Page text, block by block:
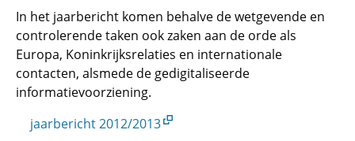
In het jaarbericht komen behalve de wetgevende en
controlerende taken ook zaken aan de orde als
Europa, Koninkrijksrelaties en internationale
contacten, alsmede de gedigitaliseerde
informatievoorziening.
jaarbericht 2012/2013